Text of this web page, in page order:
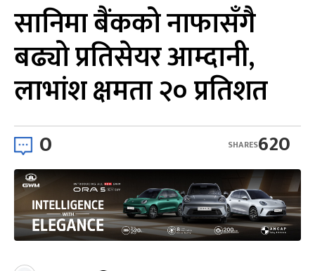
सानिमा बैंकको नाफासँगै
बढ्यो प्रतिसेयर आम्दानी,
लाभांश क्षमता २० प्रतिशत
0 620
SHARES